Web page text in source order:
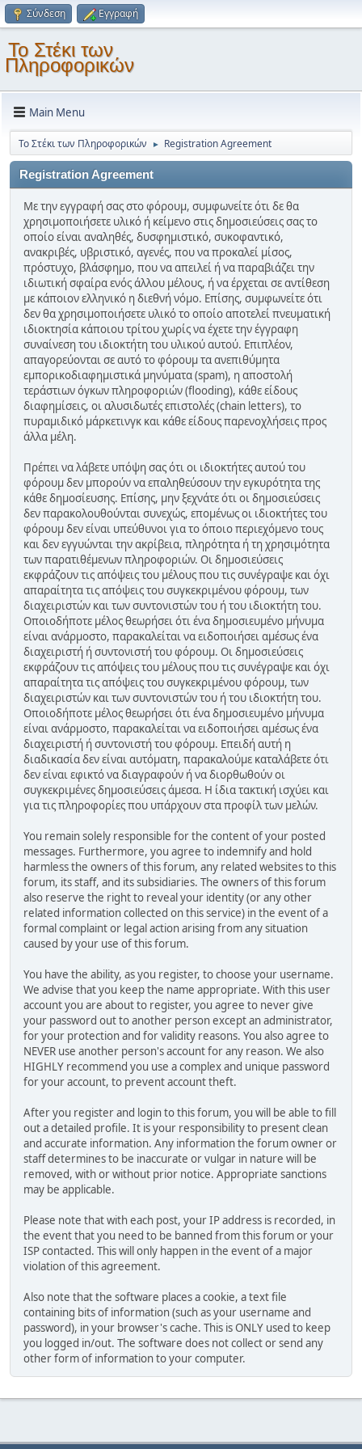
Σύνδεση Εγγραφή
Το Στέκι των
Πληροφορικών
Main Menu
Το Στέκι των Πληροφορικών ► Registration Agreement
Registration Agreement
Με την εγγραφή σας στο φόρουμ, συμφωνείτε ότι δε θα
χρησιμοποιήσετε υλικό ή κείμενο στις δημοσιεύσεις σας το
οποίο είναι αναληθές, δυσφημιστικό, συκοφαντικό,
ανακριβές, υβριστικό, αγενές, που να προκαλεί μίσος,
πρόστυχο, βλάσφημο, που να απειλεί ή να παραβιάζει την
ιδιωτική σφαίρα ενός άλλου μέλους, ή να έρχεται σε αντίθεση
με κάποιον ελληνικό η διεθνή νόμο. Επίσης, συμφωνείτε ότι
δεν θα χρησιμοποιήσετε υλικό το οποίο αποτελεί πνευματική
ιδιοκτησία κάποιου τρίτου χωρίς να έχετε την έγγραφη
συναίνεση του ιδιοκτήτη του υλικού αυτού. Επιπλέον,
απαγορεύονται σε αυτό το φόρουμ τα ανεπιθύμητα
εμπορικοδιαφημιστικά μηνύματα (spam), η αποστολή
τεράστιων όγκων πληροφοριών (flooding), κάθε είδους
διαφημίσεις, οι αλυσιδωτές επιστολές (chain letters), το
πυραμιδικό μάρκετινγκ και κάθε είδους παρενοχλήσεις προς
άλλα μέλη.
Πρέπει να λάβετε υπόψη σας ότι οι ιδιοκτήτες αυτού του
φόρουμ δεν μπορούν να επαληθεύσουν την εγκυρότητα της
κάθε δημοσίευσης. Επίσης, μην ξεχνάτε ότι οι δημοσιεύσεις
δεν παρακολουθούνται συνεχώς, επομένως οι ιδιοκτήτες του
φόρουμ δεν είναι υπεύθυνοι για το όποιο περιεχόμενο τους
και δεν εγγυώνται την ακρίβεια, πληρότητα ή τη χρησιμότητα
των παρατιθέμενων πληροφοριών. Οι δημοσιεύσεις
εκφράζουν τις απόψεις του μέλους που τις συνέγραψε και όχι
απαραίτητα τις απόψεις του συγκεκριμένου φόρουμ, των
διαχειριστών και των συντονιστών του ή του ιδιοκτήτη του.
Οποιοδήποτε μέλος θεωρήσει ότι ένα δημοσιευμένο μήνυμα
είναι ανάρμοστο, παρακαλείται να ειδοποιήσει αμέσως ένα
διαχειριστή ή συντονιστή του φόρουμ. Οι δημοσιεύσεις
εκφράζουν τις απόψεις του μέλους που τις συνέγραψε και όχι
απαραίτητα τις απόψεις του συγκεκριμένου φόρουμ, των
διαχειριστών και των συντονιστών του ή του ιδιοκτήτη του.
Οποιοδήποτε μέλος θεωρήσει ότι ένα δημοσιευμένο μήνυμα
είναι ανάρμοστο, παρακαλείται να ειδοποιήσει αμέσως ένα
διαχειριστή ή συντονιστή του φόρουμ. Επειδή αυτή η
διαδικασία δεν είναι αυτόματη, παρακαλούμε καταλάβετε ότι
δεν είναι εφικτό να διαγραφούν ή να διορθωθούν οι
συγκεκριμένες δημοσιεύσεις άμεσα. Η ίδια τακτική ισχύει και
για τις πληροφορίες που υπάρχουν στα προφίλ των μελών.
You remain solely responsible for the content of your posted
messages. Furthermore, you agree to indemnify and hold
harmless the owners of this forum, any related websites to this
forum, its staff, and its subsidiaries. The owners of this forum
also reserve the right to reveal your identity (or any other
related information collected on this service) in the event of a
formal complaint or legal action arising from any situation
caused by your use of this forum.
You have the ability, as you register, to choose your username.
We advise that you keep the name appropriate. With this user
account you are about to register, you agree to never give
your password out to another person except an administrator,
for your protection and for validity reasons. You also agree to
NEVER use another person's account for any reason. We also
HIGHLY recommend you use a complex and unique password
for your account, to prevent account theft.
After you register and login to this forum, you will be able to fill
out a detailed profile. It is your responsibility to present clean
and accurate information. Any information the forum owner or
staff determines to be inaccurate or vulgar in nature will be
removed, with or without prior notice. Appropriate sanctions
may be applicable.
Please note that with each post, your IP address is recorded, in
the event that you need to be banned from this forum or your
ISP contacted. This will only happen in the event of a major
violation of this agreement.
Also note that the software places a cookie, a text file
containing bits of information (such as your username and
password), in your browser's cache. This is ONLY used to keep
you logged in/out. The software does not collect or send any
other form of information to your computer.